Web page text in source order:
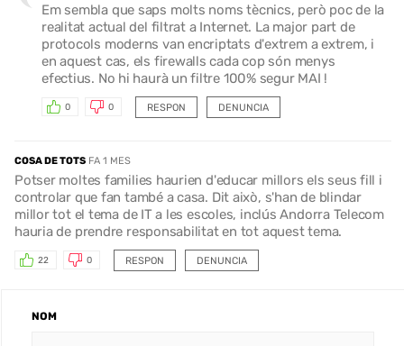
Em sembla que saps molts noms tècnics, però poc de la
realitat actual del filtrat a Internet. La major part de
protocols moderns van encriptats d'extrem a extrem, i
en aquest cas, els firewalls cada cop són menys
efectius. No hi haurà un filtre 100% segur MAI !
RESPON
0 0 DENUNCIA
COSA DE TOTS FA 1 MES
Potser moltes families haurien d'educar millors els seus fill i
controlar que fan també a casa. Dit això, s'han de blindar
millor tot el tema de IT a les escoles, inclús Andorra Telecom
hauria de prendre responsabilitat en tot aquest tema.
RESPON
22 0 DENUNCIA
NOM